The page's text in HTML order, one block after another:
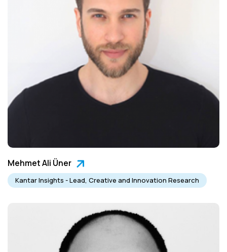
Mehmet Ali Üner
Kantar Insights - Lead, Creative and Innovation Research